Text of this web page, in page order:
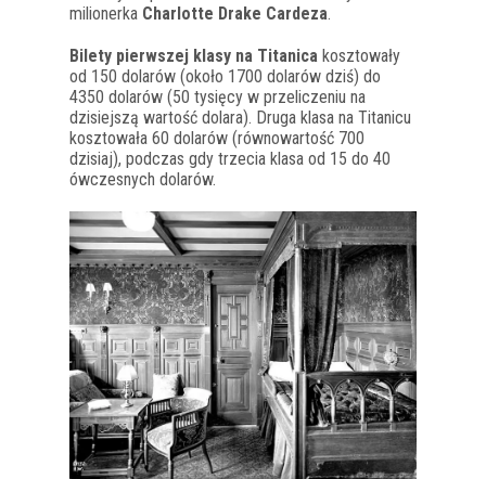
milionerka Charlotte Drake Cardeza.
Bilety pierwszej klasy na Titanica kosztowały
od 150 dolarów (około 1700 dolarów dziś) do
4350 dolarów (50 tysięcy w przeliczeniu na
dzisiejszą wartość dolara). Druga klasa na Titanicu
kosztowała 60 dolarów (równowartość 700
dzisiaj), podczas gdy trzecia klasa od 15 do 40
ówczesnych dolarów.